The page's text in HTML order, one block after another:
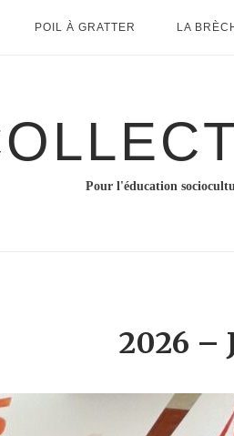
POIL À GRATTER LA
Pour l'éducation
2026 –